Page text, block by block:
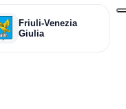
Friuli-Venezia
Giulia